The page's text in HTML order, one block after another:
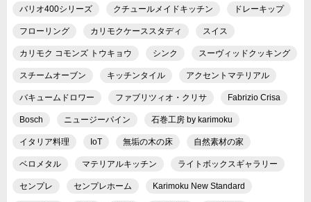
バリオ400シリーズ クチュールメイドキッチン ドレーキップ
フローリング カリモクケーススタディ スイス
カリモク コモンズ トウキョウ シンク スーヴィッドクッキング
スチームオーブン キッチンタイル アクセントマテリアル
バキュームドロワー ファブリツィオ・クリサ Fabrizio Crisa
Bosch ニュージーパイン 石巻工房 by karimoku
イタリア料理 IoT 無垢の木の床 自然素材の家
ベロメタル マテリアルキッチン ライトボックスギャラリー
センプレ センプレホーム Karimoku New Standard